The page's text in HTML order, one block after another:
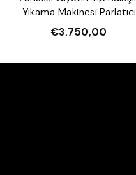
Yıkama Makinesi Parlatıcı
Pompalı
€3.750,00